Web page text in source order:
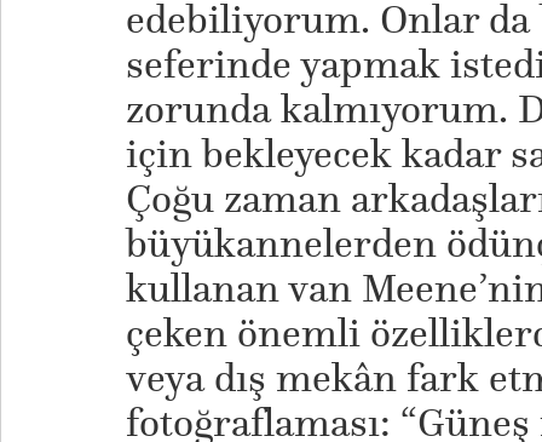
edebiliyorum. Onlar da
seferinde yapmak
zorunda kalmıyorum.
için bekleyecek kadar
Çoğu zaman
büyükannelerden
kullanan van
çeken önemli
veya dış mekân fark
fotoğraflaması: